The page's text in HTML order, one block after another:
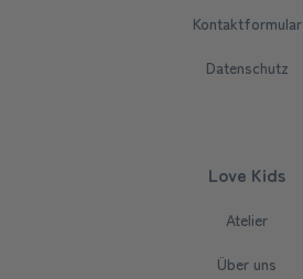
Kontaktformular
Datenschutz
Love Kids
Atelier
Über uns